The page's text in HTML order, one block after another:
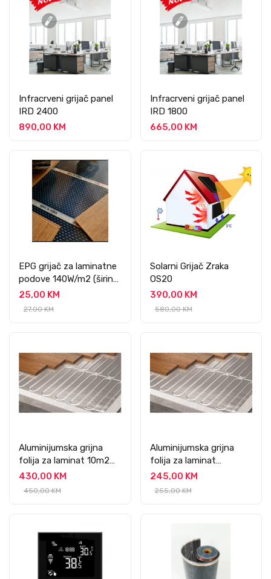
Infracrveni grijač panel
IRD 2400
890,00 KM
Infracrveni grijač panel
IRD 1800
665,00 KM
EPG grijač za laminatne
podove 140W/m2 (širine
80 cm)
25,00 KM
27,00 KM
Solarni Grijač Zraka
OS20
390,00 KM
580,00 KM
Aluminijumska grijna
folija za laminat 10m2
150W/m2
430,00 KM
450,00 KM
Aluminijumska grijna
folija za laminat
5m2/150W
245,00 KM
255,00 KM